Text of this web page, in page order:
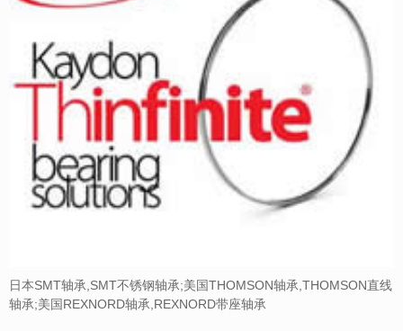
日本SMT轴承,SMT不锈钢轴承;美国THOMSON轴承,THOMSON直线
轴承;美国REXNORD轴承,REXNORD带座轴承